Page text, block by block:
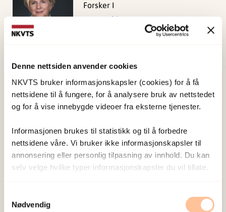
Denne nettsiden anvender cookies
NKVTS bruker informasjonskapsler (cookies) for å få
nettsidene til å fungere, for å analysere bruk av nettstedet
og for å vise innebygde videoer fra eksterne tjenester.
Informasjonen brukes til statistikk og til å forbedre
nettsidene våre. Vi bruker ikke informasjonskapsler til
annonsering eller personlig tilpasning av innhold. Du kan
selv velge hvilke typer informasjonskapsler du vil tillate.
Nødvendig
Forsker I
Vis profil
Glad, Kristin Alve
Forsker II
Vis profil
Hafstad, Gertrud Sofie
Forskningsleder
Vis profil